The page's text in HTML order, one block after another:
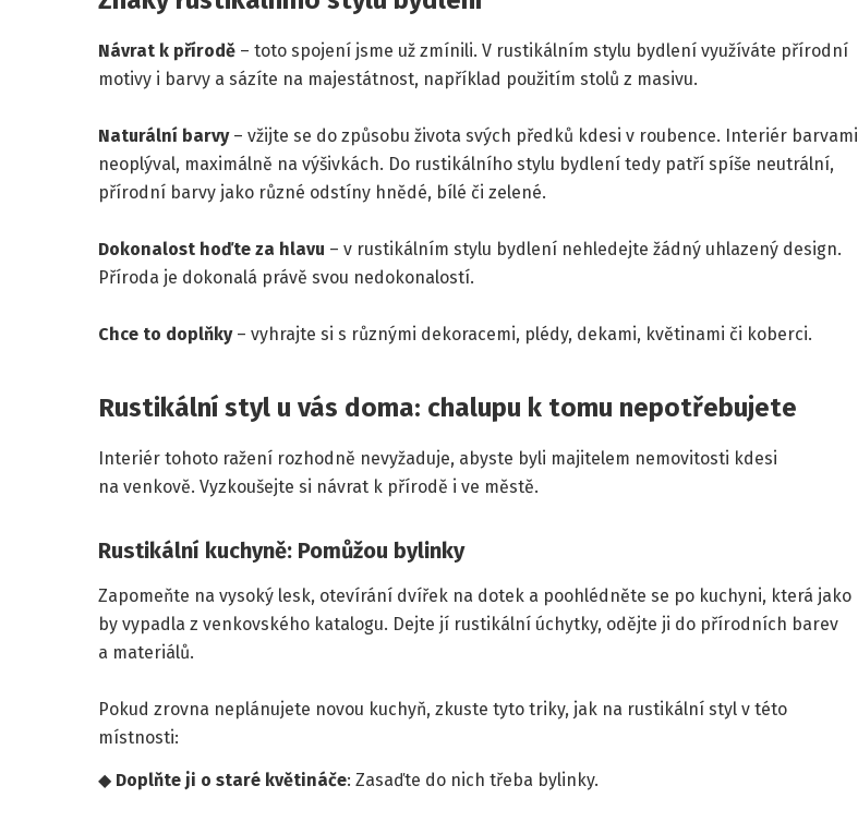
Návrat k přírodě – toto spojení jsme už zmínili. V rustikálním stylu bydlení využíváte přírodní
motivy i barvy a sázíte na majestátnost, například použitím stolů z masivu.
Naturální barvy– vžijte se do způsobu života svých předků kdesi v roubence. Interiér barvami
neoplýval, maximálně na výšivkách. Do rustikálního stylu bydlení tedy patří spíše neutrální,
přírodní barvy jako různé odstíny hnědé, bílé či zelené.
Dokonalost hoďte za hlavu – v rustikálním stylu bydlení nehledejte žádný uhlazený design.
Příroda je dokonalá právě svou nedokonalostí.
Chce to doplňky– vyhrajte si s různými dekoracemi, plédy, dekami, květinami či koberci.
Rustikální styl u vás doma: chalupu k tomu nepotřebujete
Interiér tohoto ražení rozhodně nevyžaduje, abyste byli majitelem nemovitosti kdesi
na venkově. Vyzkoušejte si návrat k přírodě i ve městě.
Rustikální kuchyně: Pomůžou bylinky
Zapomeňte na vysoký lesk, otevírání dvířek na dotek a poohlédněte se po kuchyni, která jako
by vypadla z venkovského katalogu. Dejte jí rustikální úchytky, odějte ji do přírodních barev
a materiálů.
Pokud zrovna neplánujete novou kuchyň, zkuste tyto triky, jak na rustikální styl v této
místnosti:
Doplňte ji o staré květináče: Zasaďte do nich třeba bylinky.